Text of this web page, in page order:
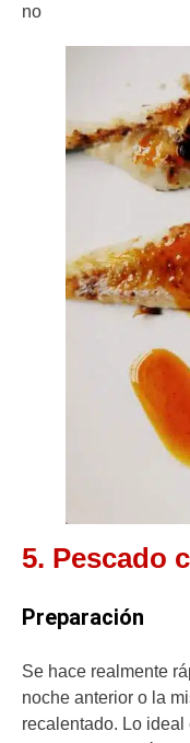
no
5. Pescado
Preparación
Se hace realmente
noche anterior o la
recalentado. Lo